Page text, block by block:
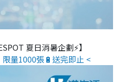
夏日消暑企劃⚡】
量1000張🔋送完即止 <